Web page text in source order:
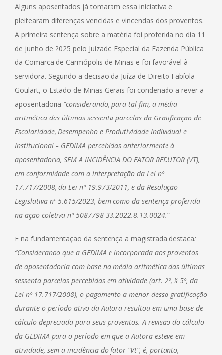
Alguns aposentados já tomaram essa iniciativa e
pleitearam diferenças vencidas e vincendas dos proventos.
A primeira sentença sobre a matéria foi proferida no dia 11
de junho de 2025 pelo Juizado Especial da Fazenda Pública
da Comarca de Carmópolis de Minas e foi favorável à
servidora. Segundo a decisão da Juíza de Direito Fabíola
Goulart, o Estado de Minas Gerais foi condenado a rever a
aposentadoria “considerando, para tal fim, a média
aritmética das últimas sessenta parcelas da Gratificação de
Escolaridade, Desempenho e Produtividade Individual e
Institucional – GEDIMA percebidas anteriormente à
aposentadoria, SEM A INCIDÊNCIA DO FATOR REDUTOR (VT),
em conformidade com a interpretação da Lei nº
17.717/2008, da Lei nº 19.973/2011, e da Resolução
Legislativa nº 5.615/2023, bem como da sentença proferida
na ação coletiva nº 5087798-33.2022.8.13.0024.”
E na fundamentação da sentença a magistrada destaca:
“Considerando que a GEDIMA é incorporada aos proventos
de aposentadoria com base na média aritmética das últimas
sessenta parcelas percebidas em atividade (art. 2º, § 5º, da
Lei nº 17.717/2008), o pagamento a menor dessa gratificação
durante o período ativo da Autora resultou em uma base de
cálculo depreciada para seus proventos. A revisão do cálculo
da GEDIMA para o período em que a Autora esteve em
atividade, sem a incidência do fator “Vt“, é, portanto,